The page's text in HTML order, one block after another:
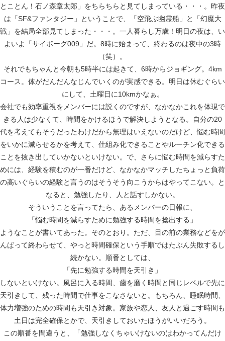
とことん！石ノ森章太郎」をちらちらと見てしまっている・・・。昨夜
は「SF&ファンタジー」ということで、「空飛ぶ幽霊船」と「幻魔大
戦」を結局全部見てしまった・・・。一人暮らし万歳！明日の夜は、い
よいよ「サイボーグ009」だ。8時に始まって、終わるのは夜中の3時
（笑）。
それでもちゃんと今朝も5時半には起きて、6時からジョギング。4km
コース。体がだんだんなじんでいくのが実感できる。明日は休むぐらい
にして、土曜日に10kmかなぁ。
会社でも効率重視をメンバーには説くのですが、なかなかこれを体現で
きる人は少なくて、時間をかけるほうで解決しようとなる。自分の20
代を考えてもそうだったわけだから無理はいえないのだけど、悩む時間
をいかに減らせるかを考えて、仕組み化できることやルーチン化できる
ことを抜き出していかないといけない。で、さらに悩む時間を減らすた
めには、経験を積むのが一番だけど、なかなかマッチしたちょっと負荷
の高いぐらいの経験と言うのはそうそう向こうからはやってこない。と
なると、勉強したり、人と話すしかない。
そういうことを言ってたら、あるメンバーの日報に、
「悩む時間を減らすために勉強する時間を捻出する」
ようなことが書いてあった。そのとおり。ただ、目の前の業務などをが
んばって終わらせて、やっと時間確保という手順ではたぶん失敗するし
続かない。順番としては、
「先に勉強する時間を天引き」
しないといけない。風呂に入る時間、歯を磨く時間と同じレベルで先に
天引きして、残った時間で仕事をこなさないと。もちろん、睡眠時間、
体力増強のための時間も天引き対象。家族や恋人、友人と過ごす時間も
土日は完全確保とかで、天引きしておいたほうがいいだろう。
この順番を間違うと、「勉強しなくちゃいけないのはわかってんだけ